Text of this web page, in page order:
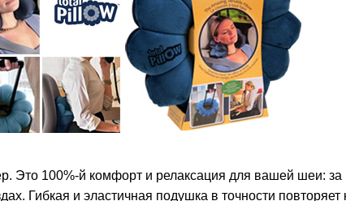
Это 100%-й комфорт и релаксация для вашей шеи: за
Гибкая и эластичная подушка в точности повторяет